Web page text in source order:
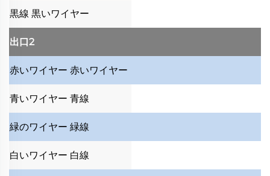
黒線 黒いワイヤー
出口2
赤いワイヤー 赤いワイヤー
青いワイヤー 青線
緑のワイヤー 緑線
白いワイヤー 白線